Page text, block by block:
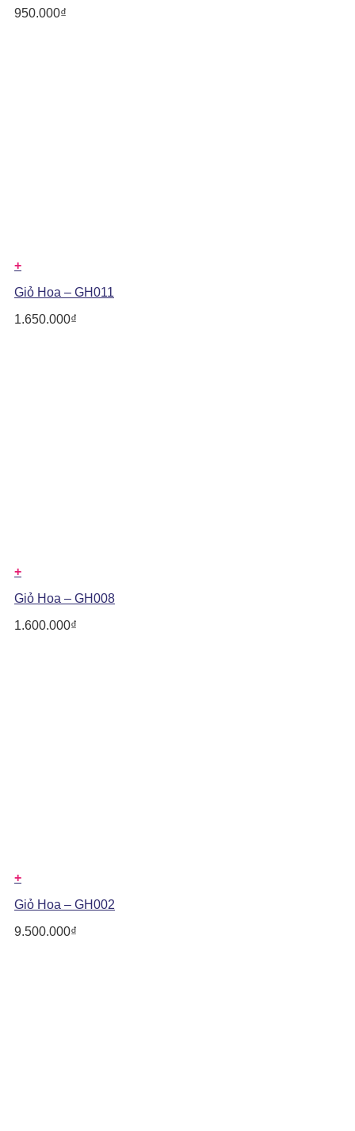
950.000₫
+
Giỏ Hoa – GH011
1.650.000₫
+
Giỏ Hoa – GH008
1.600.000₫
+
Giỏ Hoa – GH002
9.500.000₫